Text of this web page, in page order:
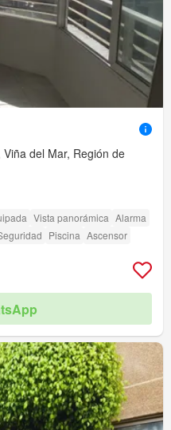
del Mar, Región de
Vista panorámica Alarma
Piscina Ascensor